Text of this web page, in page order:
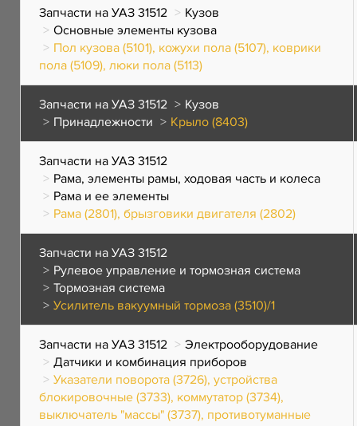
Запчасти на УАЗ 31512
Кузов
Основные элементы кузова
Пол кузова (5101), кожухи пола (5107), коврики
пола (5109), люки пола (5113)
Запчасти на УАЗ 31512
Кузов
Принадлежности
Крыло (8403)
Запчасти на УАЗ 31512
Рама, элементы рамы, ходовая часть и колеса
Рама и ее элементы
Рама (2801), брызговики двигателя (2802)
Запчасти на УАЗ 31512
Рулевое управление и тормозная система
Тормозная система
Усилитель вакуумный тормоза (3510)/1
Запчасти на УАЗ 31512
Электрооборудование
Датчики и комбинация приборов
Указатели поворота (3726), устройства
блокировочные (3733), коммутатор (3734),
выключатель "массы" (3737), противотуманные